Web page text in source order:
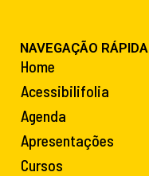
NAVEGAÇÃO RÁPIDA
Home
Acessibilifolia
Agenda
Apresentações
Cursos